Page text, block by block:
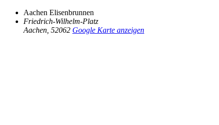
Aachen Elisenbrunnen
Friedrich-Wilhelm-Platz
Aachen 52062 Google Karte anzeigen